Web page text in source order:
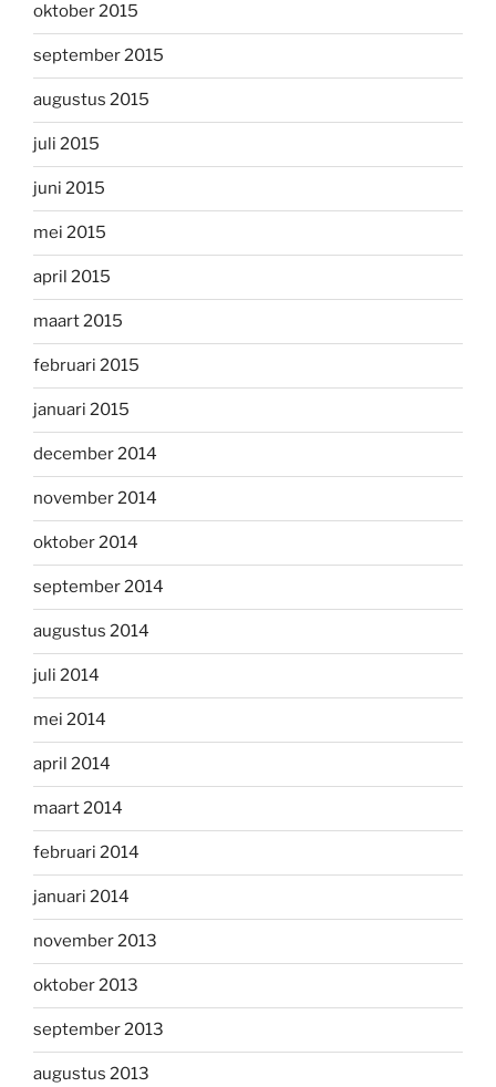
oktober 2015
september 2015
augustus 2015
juli 2015
juni 2015
mei 2015
april 2015
maart 2015
februari 2015
januari 2015
december 2014
november 2014
oktober 2014
september 2014
augustus 2014
juli 2014
mei 2014
april 2014
maart 2014
februari 2014
januari 2014
november 2013
oktober 2013
september 2013
augustus 2013